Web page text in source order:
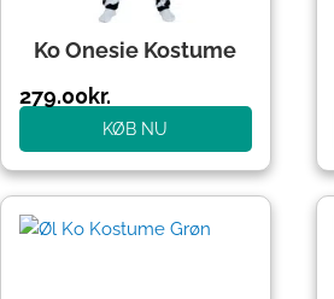
Ko Onesie Kostume
279.00kr.
KØB NU